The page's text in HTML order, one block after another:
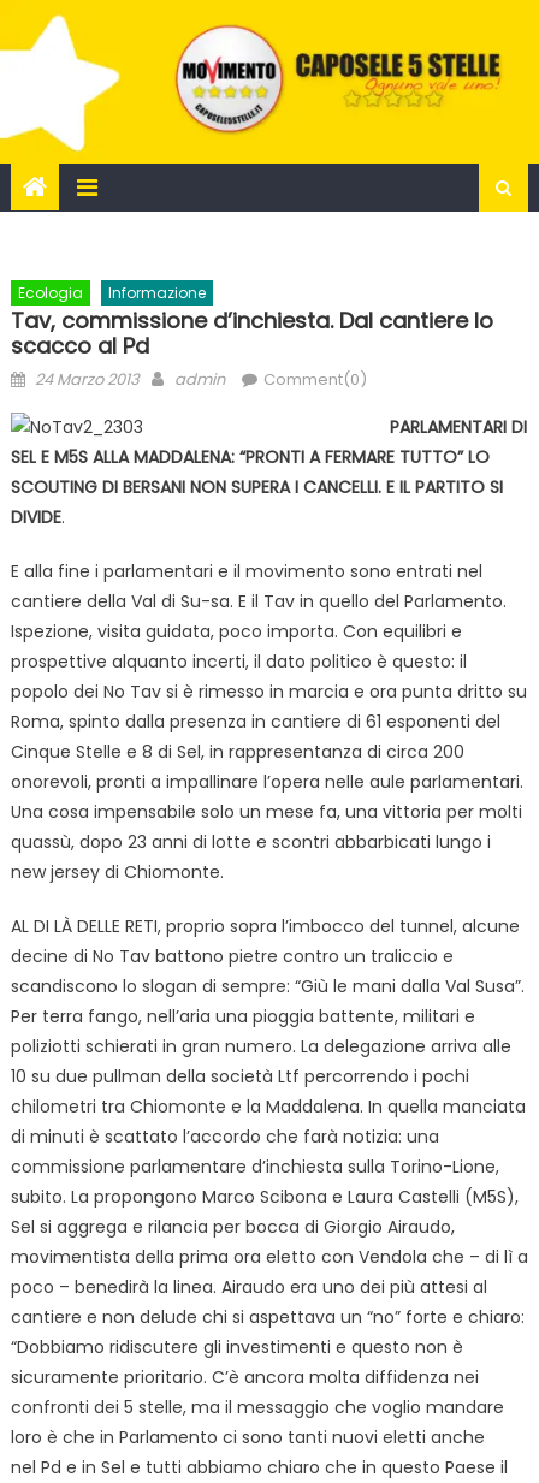
to
Ecologia Informazione
Tav, commissione d’inchiesta. Dal cantiere lo
scacco al Pd
Posted
24 Marzo 2013 Author
admin Comment(0)
PARLAMENTARI DI
SEL E M5S ALLA MADDALENA: “PRONTI A FERMARE TUTTO” LO
SCOUTING DI BERSANI NON SUPERA I CANCELLI. E IL PARTITO SI
DIVIDE.
E alla fine i parlamentari e il movimento sono entrati nel
cantiere della Val di Su-sa. E il Tav in quello del Parlamento.
Ispezione, visita guidata, poco importa. Con equilibri e
prospettive alquanto incerti, il dato politico è questo: il
popolo dei No Tav si è rimesso in marcia e ora punta dritto su
Roma, spinto dalla presenza in cantiere di 61 esponenti del
Cinque Stelle e 8 di Sel, in rappresentanza di circa 200
onorevoli, pronti a impallinare l’opera nelle aule parlamentari.
Una cosa impensabile solo un mese fa, una vittoria per molti
quassù, dopo 23 anni di lotte e scontri abbarbicati lungo i
new jersey di Chiomonte.
AL DI LÀ DELLE RETI, proprio sopra l’imbocco del tunnel, alcune
decine di No Tav battono pietre contro un traliccio e
scandiscono lo slogan di sempre: “Giù le mani dalla Val Susa”.
Per terra fango, nell’aria una pioggia battente, militari e
poliziotti schierati in gran numero. La delegazione arriva alle
10 su due pullman della società Ltf percorrendo i pochi
chilometri tra Chiomonte e la Maddalena. In quella manciata
di minuti è scattato l’accordo che farà notizia: una
commissione parlamentare d’inchiesta sulla Torino-Lione,
subito. La propongono Marco Scibona e Laura Castelli (M5S),
Sel si aggrega e rilancia per bocca di Giorgio Airaudo,
movimentista della prima ora eletto con Vendola che – di lì a
poco – benedirà la linea. Airaudo era uno dei più attesi al
cantiere e non delude chi si aspettava un “no” forte e chiaro:
“Dobbiamo ridiscutere gli investimenti e questo non è
sicuramente prioritario. C’è ancora molta diffidenza nei
confronti dei 5 stelle, ma il messaggio che voglio mandare
loro è che in Parlamento ci sono tanti nuovi eletti anche
nel Pd e in Sel e tutti abbiamo chiaro che in questo Paese il